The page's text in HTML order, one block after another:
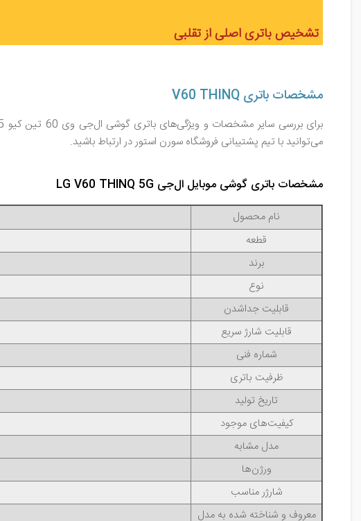
تشخیص باتری اصلی از تقلبی
مشخصات باتری V60 THINQ
می‌توانید با تیم پشتیبانی فروشگاه سورن استور در ارتباط باشید.
مشخصات باتری گوشی موبایل ال‌جی LG V60 THINQ 5G
نام محصول
قطعه
برند
نوع
قابلیت جداشدن
قابلیت شارژ سریع
شماره فنی
ظرفیت باتری
تاریخ تولید
کیفیت‌های موجود
مدل مشابه
ورژن‌ها
شارژر مناسب
معروف و شناخته شده به مدل